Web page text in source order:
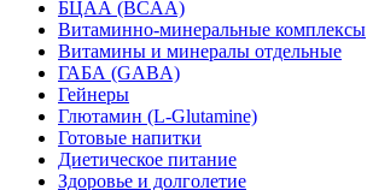
БЦАА (BCAA)
Витаминно-минеральные комплексы
Витамины и минералы отдельные
ГАБА (GABA)
Гейнеры
Глютамин (L-Glutamine)
Готовые напитки
Диетическое питание
Здоровье и долголетие